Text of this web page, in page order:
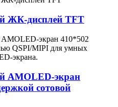
ЖК-дисплей TFT
AMOLED-экран
сотовой